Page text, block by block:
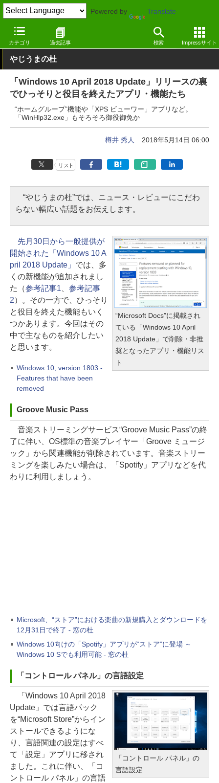
Powered by Translate
カテゴリ 過去記事 検索 Impressサイト
窓の杜 システム・ファイル Windows
やじうまの杜
「Windows 10 April 2018 Update」リリースの裏
でひっそりと役目を終えたアプリ・機能たち
“ホームグループ”機能や「XPS ビューワー」アプリなど。
「WinHlp32.exe」もそろそろ御役御免か
樽井 秀人 2018年5月14日 06:00
リスト
“やじうまの杜”では、ニュース・レビューにこだわ
らない幅広い話題をお伝えします。
“Microsoft Docs”に掲載され
ている「Windows 10 April
2018 Update」で削除・非推
奨となったアプリ・機能リス
ト
先月30日から一般提供が
開始された「Windows 10 A
pril 2018 Update」 では、多
くの新機能が追加されまし
た（参考記事1
参考記事
2）。その一方で、ひっそり
と役目を終えた機能もいく
つかあります。今回はその
中で主なものを紹介したい
と思います。
Windows 10, version 1803 -
Features that have been
removed
Groove Music Pass
音楽ストリーミングサービス“Groove Music Pass”の終
了に伴い、OS標準の音楽プレイヤー「Groove ミュージ
ック」から関連機能が削除されています。音楽ストリー
ミングを楽しみたい場合は、「Spotify」アプリなどを代
わりに利用しましょう。
Microsoft、“ストア”における楽曲の新規購入とダウンロードを
12月31日で終了 - 窓の杜
Windows 10向けの「Spotify」アプリが“ストア”に登場 ～
Windows 10 Sでも利用可能 - 窓の杜
「コントロール パネル」の言語設定
「コントロール パネル」の
言語設定
「Windows 10 April 2018
Update」では言語パック
を“Microsoft Store”からイン
ストールできるようにな
り、言語関連の設定はすべ
て「設定」アプリに移され
ました。これに伴い、「コ
ントロール パネル」の言語